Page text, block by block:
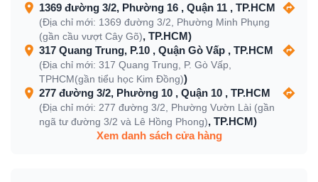
1369 đường 3/2, Phường 16 , Quận 11 , TP.HCM
(Địa chỉ mới: 1369 đường 3/2, Phường Minh Phụng
(gần cầu vượt Cây Gõ), TP.HCM)
317 Quang Trung, P.10 , Quận Gò Vấp , TP.HCM
(Địa chỉ mới: 317 Quang Trung, P. Gò Vấp,
TPHCM(gần tiểu học Kim Đồng))
277 đường 3/2, Phường 10 , Quận 10 , TP.HCM
(Địa chỉ mới: 277 đường 3/2, Phường Vườn Lài (gần
ngã tư đường 3/2 và Lê Hồng Phong), TP.HCM)
Xem danh sách cửa hàng